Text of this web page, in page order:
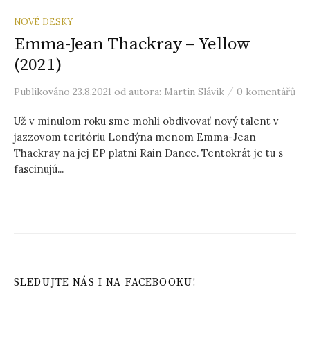
NOVÉ DESKY
Emma-Jean Thackray – Yellow
(2021)
Publikováno 23.8.2021 od autora: Martin Slávik / 0 komentářů
Už v minulom roku sme mohli obdivovať nový talent v
jazzovom teritóriu Londýna menom Emma-Jean
Thackray na jej EP platni Rain Dance. Tentokrát je tu s
fascinujú...
SLEDUJTE NÁS I NA FACEBOOKU!